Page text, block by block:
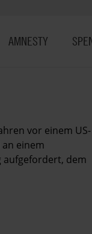
AMNESTY
vor einem US-
einem
aufgefordert, dem